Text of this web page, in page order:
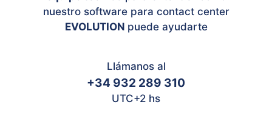
nuestro software para contact center
EVOLUTION puede ayudarte
Llámanos al
+34 932 289 310
UTC+2 hs